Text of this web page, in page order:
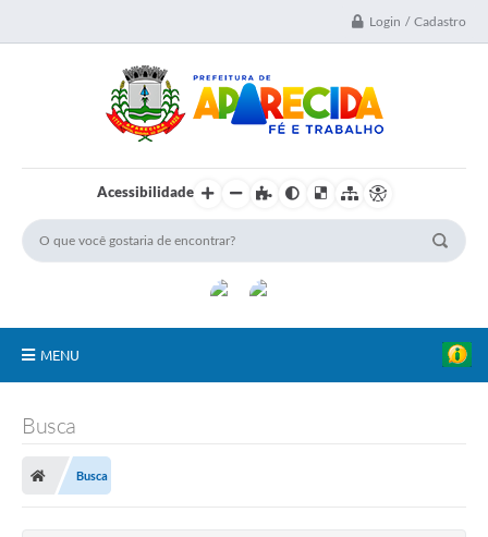
Login / Cadastro
Acessibilidade
MENU
Transparência
Turismo
Busca
Busca